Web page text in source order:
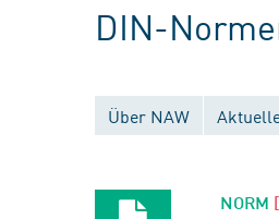
DIN-
Über NAW
NORM